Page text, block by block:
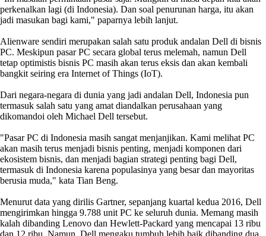
perkenalkan lagi (di Indonesia). Dan soal penurunan harga, itu akan
jadi masukan bagi kami," paparnya lebih lanjut.
Alienware sendiri merupakan salah satu produk andalan Dell di bisnis
PC. Meskipun pasar PC secara global terus melemah, namun Dell
tetap optimistis bisnis PC masih akan terus eksis dan akan kembali
bangkit seiring era Internet of Things (IoT).
Dari negara-negara di dunia yang jadi andalan Dell, Indonesia pun
termasuk salah satu yang amat diandalkan perusahaan yang
dikomandoi oleh Michael Dell tersebut.
"Pasar PC di Indonesia masih sangat menjanjikan. Kami melihat PC
akan masih terus menjadi bisnis penting, menjadi komponen dari
ekosistem bisnis, dan menjadi bagian strategi penting bagi Dell,
termasuk di Indonesia karena populasinya yang besar dan mayoritas
berusia muda," kata Tian Beng.
Menurut data yang dirilis Gartner, sepanjang kuartal kedua 2016, Dell
mengirimkan hingga 9.788 unit PC ke seluruh dunia. Memang masih
kalah dibanding Lenovo dan Hewlett-Packard yang mencapai 13 ribu
dan 12 ribu. Namun, Dell mengaku tumbuh lebih baik dibanding dua